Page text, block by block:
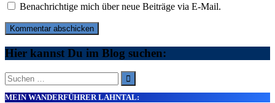
Benachrichtige mich über neue Beiträge via E-Mail.
Hier kannst Du im Blog suchen:
Suche
nach:
MEIN WANDERFÜHRER LAHNTAL: